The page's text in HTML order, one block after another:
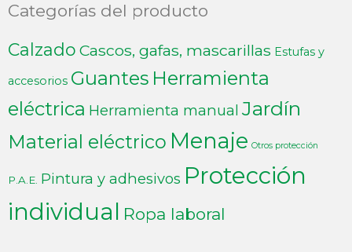
Categorías del producto
Calzado Cascos, gafas, mascarillas Estufas y
accesorios Guantes Herramienta
eléctrica Herramienta manual Jardín
Material eléctrico Menaje Otros protección
P.A.E. Pintura y adhesivos Protección
individual Ropa laboral